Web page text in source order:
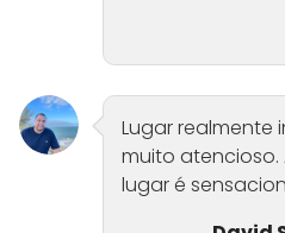
Lugar realmente
muito atencioso.
lugar é